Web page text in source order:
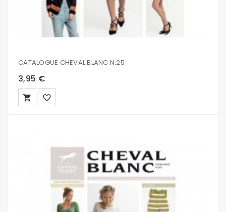
CATALOGUE CHEVAL BLANC N.25
3,95 €
local_grocery_store favorite_border